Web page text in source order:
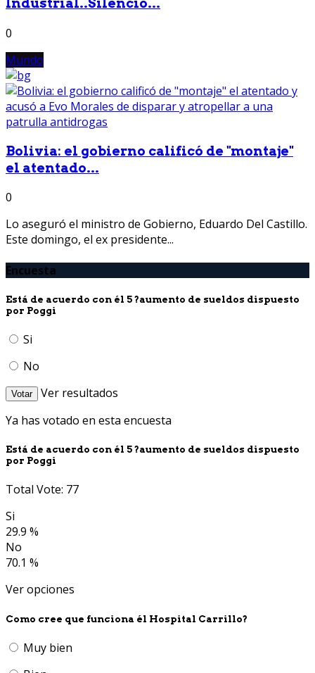
Industrial..Silencio...
0
Mundo
Bolivia: el gobierno calificó de "montaje"
el atentado...
0
Lo aseguró el ministro de Gobierno, Eduardo Del Castillo.
Este domingo, el ex presidente...
Encuesta
Está de acuerdo con él 5 ?aumento de sueldos dispuesto
por Poggi
Si
No
Votar
Ver resultados
Ya has votado en esta encuesta
Está de acuerdo con él 5 ?aumento de sueldos dispuesto
por Poggi
Total Vote: 77
Si
29.9 %
No
70.1 %
Ver opciones
Como cree que funciona él Hospital Carrillo?
Muy bien